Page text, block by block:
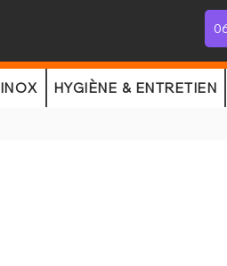
INOX HYGIÈNE & ENTRETIEN